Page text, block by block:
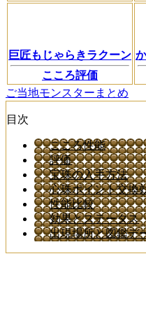
巨匠もじゃらきラクーン
こころ評価
ご当地モンスターまとめ
目次
こころ性能
評価
宝珠の入手方法
心珠ポイント交換
性能比較
効果とステータス
出現場所と図鑑デ